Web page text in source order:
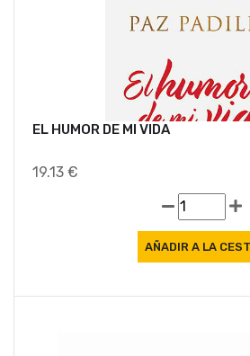
EL HUMOR DE MI VIDA
19.13 €